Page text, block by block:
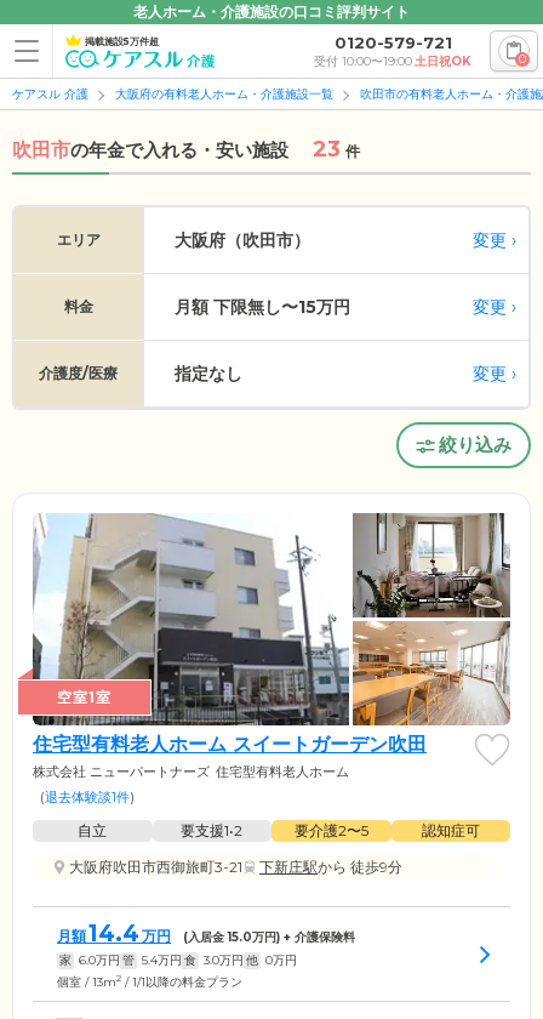
老人ホーム・介護施設の口コミ評判サイト
掲載施設5万件超 0120-579-721
受付 10:00〜19:00土日祝OK 0
ケアスル 介護 大阪府の有料老人ホーム・介護施設一覧 吹田市の有料老人ホーム・介護
吹田市の年金で入れる・安い施設 23 件
エリア 大阪府（吹田市） 変更
料金 月額 下限無し〜15万円 変更
介護度/医療 指定なし 変更
絞り込み
空室1室
住宅型有料老人ホーム スイートガーデン吹田
株式会社 ニューパートナーズ 住宅型有料老人ホーム
(退去体験談1件)
自立 要支援1•2 要介護2〜5
認知症可
大阪府吹田市西御旅町3-21
下新庄駅から 徒歩9分
月額14.4 万円 (入居金15.0万円) + 介護保険料
家 6.0万円 管 5.4万円 食 3.0万円 他 0万円
個室 / 13m2 / 1/1以降の料金プラン